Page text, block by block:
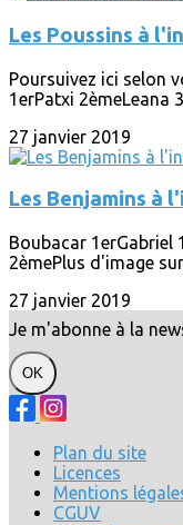
Les Poussins à
Poursuivez ici selon
1erPatxi 2èmeLeana
27 janvier 2019
Les Benjamins à
Boubacar 1erGabriel
2èmePlus d'image
27 janvier 2019
Je m'abonne à la
OK
Plan du site
Licences
Mentions
CGUV